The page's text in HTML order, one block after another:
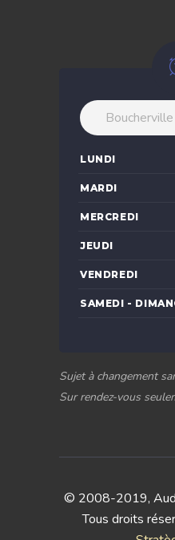
Boucherville
LUNDI
MARDI
MERCREDI
JEUDI
VENDREDI
SAMEDI -
Sujet à changement
Sur rendez-vous
© 2008-2019,
Tous droits